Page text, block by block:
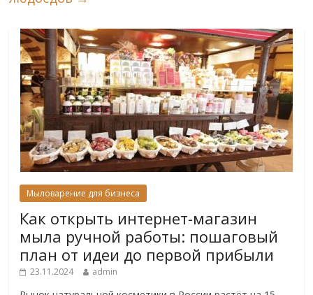
Мыловарение для бизнеса
Как открыть интернет-магазин
мыла ручной работы: пошаговый
план от идеи до первой прибыли
23.11.2024 admin